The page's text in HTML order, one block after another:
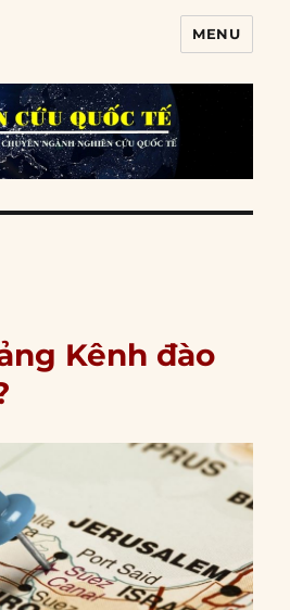
MENU
Kênh đào